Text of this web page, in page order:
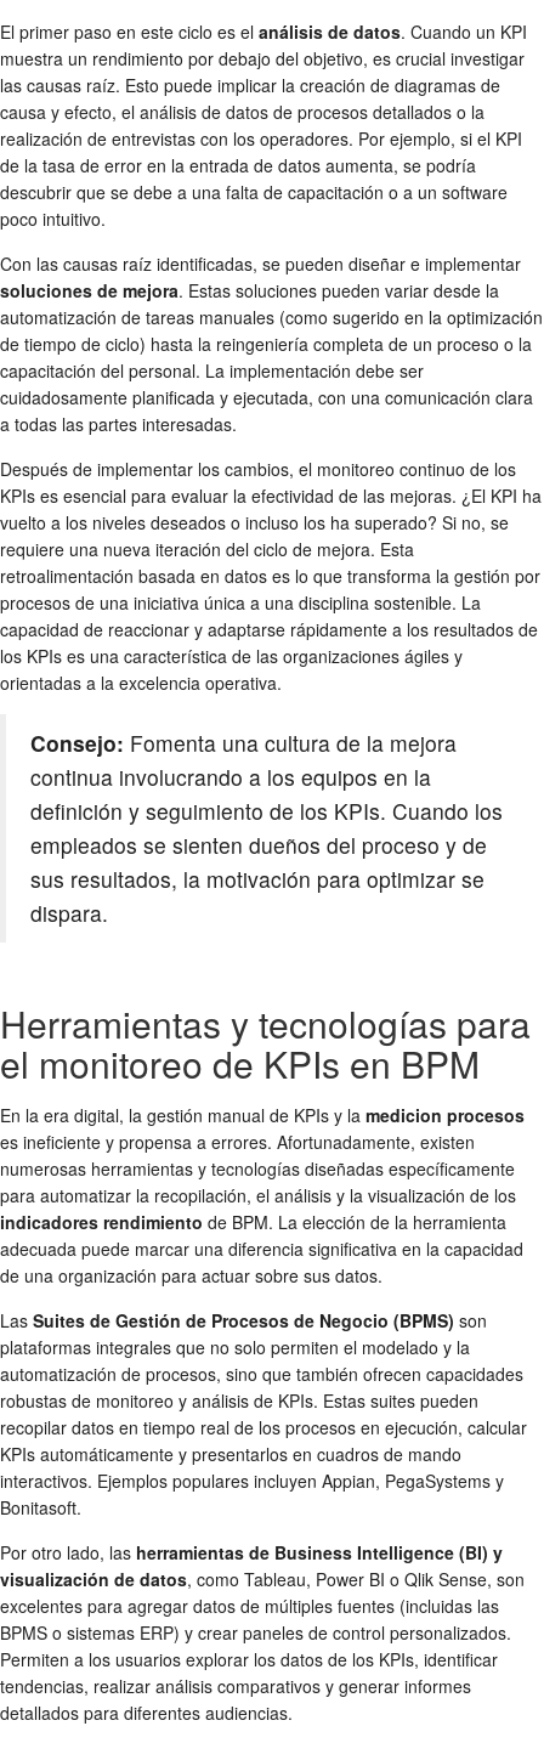
El primer paso en este ciclo es el análisis de datos. Cuando un KPI
muestra un rendimiento por debajo del objetivo, es crucial investigar
las causas raíz. Esto puede implicar la creación de diagramas de
causa y efecto, el análisis de datos de procesos detallados o la
realización de entrevistas con los operadores. Por ejemplo, si el KPI
de la tasa de error en la entrada de datos aumenta, se podría
descubrir que se debe a una falta de capacitación o a un software
poco intuitivo.
Con las causas raíz identificadas, se pueden diseñar e implementar
soluciones de mejora. Estas soluciones pueden variar desde la
automatización de tareas manuales (como sugerido en la optimización
de tiempo de ciclo) hasta la reingeniería completa de un proceso o la
capacitación del personal. La implementación debe ser
cuidadosamente planificada y ejecutada, con una comunicación clara
a todas las partes interesadas.
Después de implementar los cambios, el monitoreo continuo de los
KPIs es esencial para evaluar la efectividad de las mejoras. ¿El KPI ha
vuelto a los niveles deseados o incluso los ha superado? Si no, se
requiere una nueva iteración del ciclo de mejora. Esta
retroalimentación basada en datos es lo que transforma la gestión por
procesos de una iniciativa única a una disciplina sostenible. La
capacidad de reaccionar y adaptarse rápidamente a los resultados de
los KPIs es una característica de las organizaciones ágiles y
orientadas a la excelencia operativa.
Consejo: Fomenta una cultura de la mejora
continua involucrando a los equipos en la
definición y seguimiento de los KPIs. Cuando los
empleados se sienten dueños del proceso y de
sus resultados, la motivación para optimizar se
dispara.
Herramientas y tecnologías para
el monitoreo de KPIs en BPM
En la era digital, la gestión manual de KPIs y la medicion procesos
es ineficiente y propensa a errores. Afortunadamente, existen
numerosas herramientas y tecnologías diseñadas específicamente
para automatizar la recopilación, el análisis y la visualización de los
indicadores rendimiento de BPM. La elección de la herramienta
adecuada puede marcar una diferencia significativa en la capacidad
de una organización para actuar sobre sus datos.
Las Suites de Gestión de Procesos de Negocio (BPMS) son
plataformas integrales que no solo permiten el modelado y la
automatización de procesos, sino que también ofrecen capacidades
robustas de monitoreo y análisis de KPIs. Estas suites pueden
recopilar datos en tiempo real de los procesos en ejecución, calcular
KPIs automáticamente y presentarlos en cuadros de mando
interactivos. Ejemplos populares incluyen Appian, PegaSystems y
Bonitasoft.
Por otro lado, las herramientas de Business Intelligence (BI) y
visualización de datos, como Tableau, Power BI o Qlik Sense, son
excelentes para agregar datos de múltiples fuentes (incluidas las
BPMS o sistemas ERP) y crear paneles de control personalizados.
Permiten a los usuarios explorar los datos de los KPIs, identificar
tendencias, realizar análisis comparativos y generar informes
detallados para diferentes audiencias.